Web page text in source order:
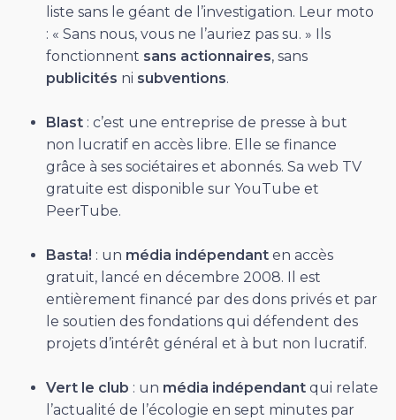
liste sans le géant de l’investigation. Leur moto
: « Sans nous, vous ne l’auriez pas su. » Ils
fonctionnent sans actionnaires, sans
publicités ni subventions.
Blast : c’est une entreprise de presse à but
non lucratif en accès libre. Elle se finance
grâce à ses sociétaires et abonnés. Sa web TV
gratuite est disponible sur YouTube et
PeerTube.
Basta! : un média indépendant en accès
gratuit, lancé en décembre 2008. Il est
entièrement financé par des dons privés et par
le soutien des fondations qui défendent des
projets d’intérêt général et à but non lucratif.
Vert le club : un média indépendant qui relate
l’actualité de l’écologie en sept minutes par